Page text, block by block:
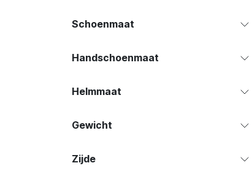
Schoenmaat
Handschoenmaat
Helmmaat
Gewicht
Zijde